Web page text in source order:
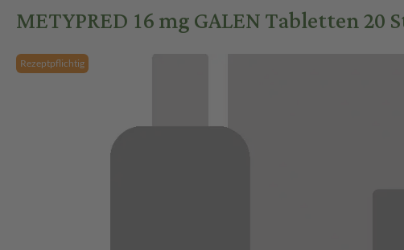
METYPRED 16 mg GALEN Tabletten 20
Rezeptpflichtig